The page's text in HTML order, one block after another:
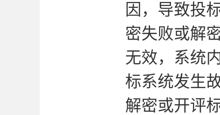
因，导致投
密失败或解
无效，系统
标系统发生
解密或开评